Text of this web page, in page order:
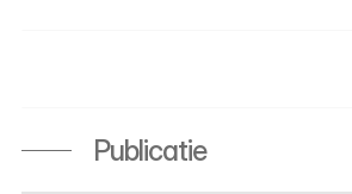
Publicatie